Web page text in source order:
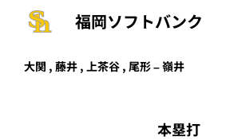
福岡ソフトバンク
大関 , 藤井 , 上茶谷 , 尾形–嶺井
本塁打